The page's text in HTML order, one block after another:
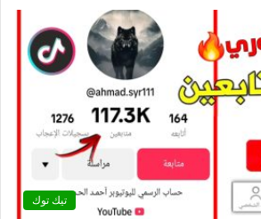
تيك توك